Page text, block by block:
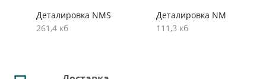
Деталировка NMS
261,4 кб
Деталировка NM
111,3 кб